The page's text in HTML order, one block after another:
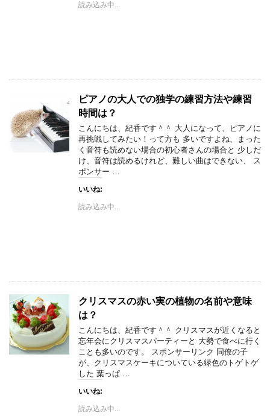
読み込み中...
ピアノの大人での独学の練習方法や練習
時間は？
こんにちは、紀香です＾＾ 大人になって、ピアノに
再挑戦してみたい！って方も 多いですよね、まった
く音符も読めない場合の初心者さんの場合と 少しだ
け、音符は読めるけれど、難しい曲はできない、 ス
ポンサー …
いいね:
読み込み中...
クリスマスの赤い実の植物の名前や意味
は？
こんにちは、紀香です＾＾ クリスマスが近くなると
忘年会にクリスマスパーティーと 大勢で食べに行く
ことも多いのです。 スポンサーリンク 同僚の子
が、クリスマスケーキについている緑色のトゲトゲ
した 葉っぱ …
いいね:
読み込み中...